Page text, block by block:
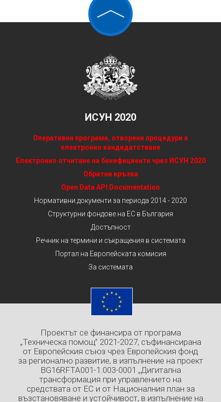
ИСУН 2020
Оперативни програми, отворени процедури и
електронно кандидатстване
Електронно отчитане на бенефициенти чрез ИСУН 2020
Обратна връзка
Open Data API Documentation
Нормативни документи за периода 2014 - 2020
Структурни фондове на ЕС в България
Достъпност
Речник на термини и съкращения в системата
Портал на Европейската комисия
За системата
Проектът се финансира от програма
„Техническа помощ” 2021-2027, съфинансирана
от Европейския съюз чрез Европейския фонд
за регионално развитие, в изпълнение на проект
BG16RFTA001-1.003-0001 „Дигитална
трансформация при управлението на
средствата от ЕС и от Националния план за
възстановяване и устойчивост, в изпълнение на